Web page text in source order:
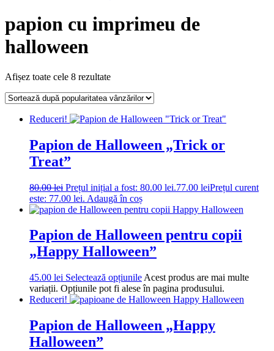
papion cu imprimeu de
halloween
Afișez toate cele 8 rezultate
Reduceri!
Papion de Halloween „Trick or
Treat”
80.00lei Prețul inițial a fost: 80.00 lei.77.00 leiPrețul curent
este: 77.00 lei. Adaugă în coș
Papion de Halloween pentru copii
„Happy Halloween”
45.00 lei Selectează opțiunile Acest produs are mai multe
variații. Opțiunile pot fi alese în pagina produsului.
Reduceri!
Papion de Halloween „Happy
Halloween”